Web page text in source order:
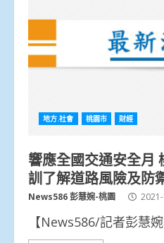
地方.社會 桃園市 財經
響應全國交通安全月
訓了解道路風險及防
News586 彭慧婉-桃園
【News586/記者彭慧